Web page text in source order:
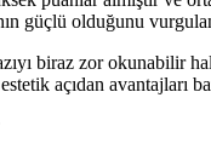
güçlü olduğunu
biraz zor okunabilir
açıdan avantajları